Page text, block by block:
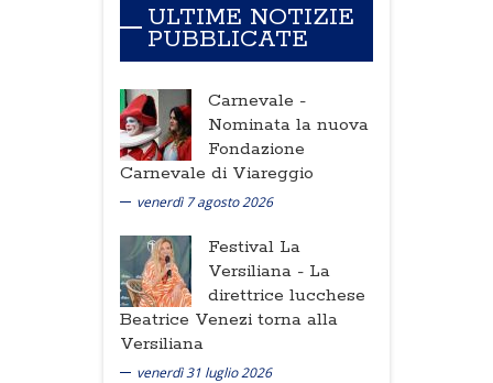
ULTIME NOTIZIE
PUBBLICATE
Carnevale -
Nominata la nuova
Fondazione
Carnevale di Viareggio
venerdì 7 agosto 2026
Festival La
Versiliana - La
direttrice lucchese
Beatrice Venezi torna alla
Versiliana
venerdì 31 luglio 2026